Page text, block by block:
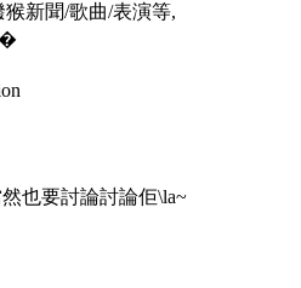
猴新聞/歌曲/表演等,
�
也要討論討論佢\la~